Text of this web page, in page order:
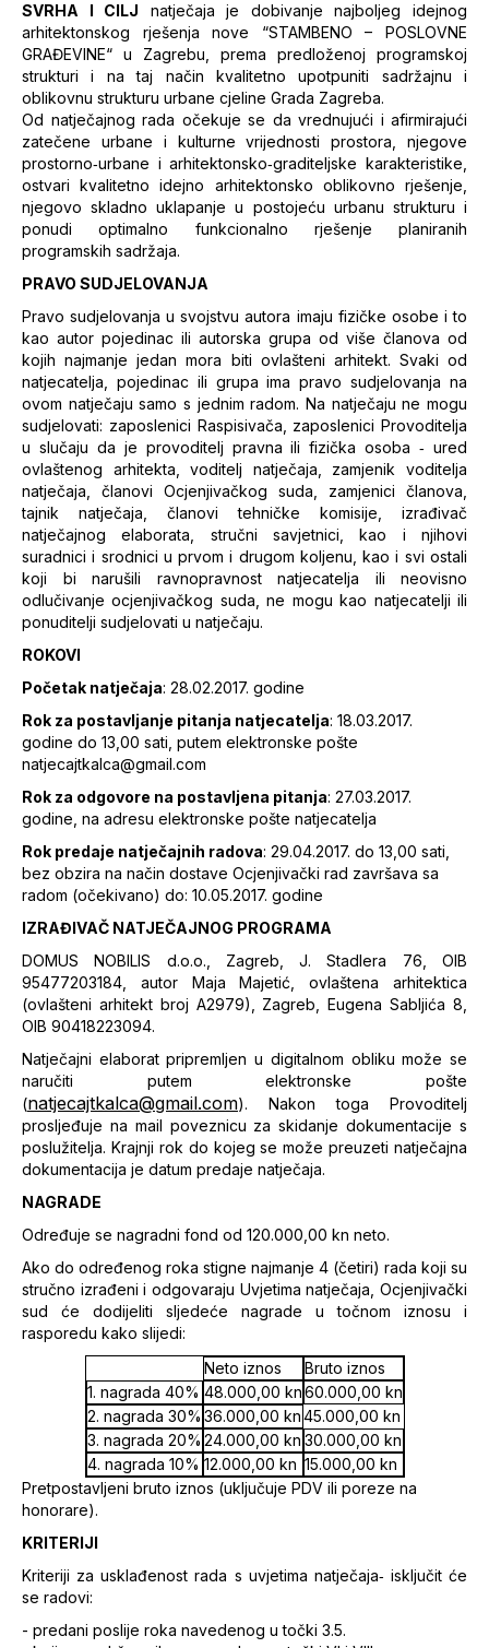
SVRHA I CILJ natječaja je dobivanje najboljeg idejnog
arhitektonskog rješenja nove “STAMBENO – POSLOVNE
GRAĐEVINE“ u Zagrebu, prema predloženoj programskoj
strukturi i na taj način kvalitetno upotpuniti sadržajnu i
oblikovnu strukturu urbane cjeline Grada Zagreba.
Od natječajnog rada očekuje se da vrednujući i afirmirajući
zatečene urbane i kulturne vrijednosti prostora, njegove
prostorno‐urbane i arhitektonsko‐graditeljske karakteristike,
ostvari kvalitetno idejno arhitektonsko oblikovno rješenje,
njegovo skladno uklapanje u postojeću urbanu strukturu i
ponudi optimalno funkcionalno rješenje planiranih
programskih sadržaja.
PRAVO SUDJELOVANJA
Pravo sudjelovanja u svojstvu autora imaju fizičke osobe i to
kao autor pojedinac ili autorska grupa od više članova od
kojih najmanje jedan mora biti ovlašteni arhitekt. Svaki od
natjecatelja, pojedinac ili grupa ima pravo sudjelovanja na
ovom natječaju samo s jednim radom. Na natječaju ne mogu
sudjelovati: zaposlenici Raspisivača, zaposlenici Provoditelja
u slučaju da je provoditelj pravna ili fizička osoba ‐ ured
ovlaštenog arhitekta, voditelj natječaja, zamjenik voditelja
natječaja, članovi Ocjenjivačkog suda, zamjenici članova,
tajnik natječaja, članovi tehničke komisije, izrađivač
natječajnog elaborata, stručni savjetnici, kao i njihovi
suradnici i srodnici u prvom i drugom koljenu, kao i svi ostali
koji bi narušili ravnopravnost natjecatelja ili neovisno
odlučivanje ocjenjivačkog suda, ne mogu kao natjecatelji ili
ponuditelji sudjelovati u natječaju.
ROKOVI
Početak natječaja: 28.02.2017. godine
Rok za postavljanje pitanja natjecatelja: 18.03.2017.
godine do 13,00 sati, putem elektronske pošte
natjecajtkalca@gmail.com
Rok za odgovore na postavljena pitanja: 27.03.2017.
godine, na adresu elektronske pošte natjecatelja
Rok predaje natječajnih radova: 29.04.2017. do 13,00 sati,
bez obzira na način dostave Ocjenjivački rad završava sa
radom (očekivano) do: 10.05.2017. godine
IZRAĐIVAČ NATJEČAJNOG PROGRAMA
DOMUS NOBILIS d.o.o., Zagreb, J. Stadlera 76, OIB
95477203184, autor Maja Majetić, ovlaštena arhitektica
(ovlašteni arhitekt broj A2979), Zagreb, Eugena Sabljića 8,
OIB 90418223094.
Natječajni elaborat pripremljen u digitalnom obliku može se
naručiti putem elektronske pošte
(natjecajtkalca@gmail.com). Nakon toga Provoditelj
prosljeđuje na mail poveznicu za skidanje dokumentacije s
poslužitelja. Krajnji rok do kojeg se može preuzeti natječajna
dokumentacija je datum predaje natječaja.
NAGRADE
Određuje se nagradni fond od 120.000,00 kn neto.
Ako do određenog roka stigne najmanje 4 (četiri) rada koji su
stručno izrađeni i odgovaraju Uvjetima natječaja, Ocjenjivački
sud će dodijeliti sljedeće nagrade u točnom iznosu i
rasporedu kako slijedi:
Neto iznos
Bruto iznos
1. nagrada 40% 48.000,00 kn60.000,00 kn
2. nagrada 30% 36.000,00 kn45.000,00 kn
3. nagrada 20% 24.000,00 kn 30.000,00 kn
4. nagrada 10% 12.000,00 kn 15.000,00 kn
Pretpostavljeni bruto iznos (uključuje PDV ili poreze na
honorare).
KRITERIJI
Kriteriji za usklađenost rada s uvjetima natječaja‐ isključit će
se radovi:
- predani poslije roka navedenog u točki 3.5.